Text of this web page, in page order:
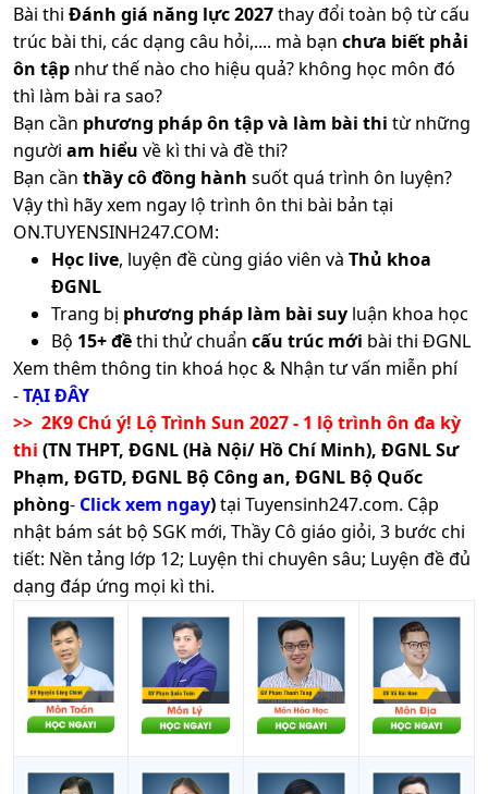
Bài thi Đánh giá năng lực 2027thay đổi toàn bộ từ cấu
trúc bài thi, các dạng câu hỏi,.... mà bạn chưa biết phải
ôn tập như thế nào cho hiệu quả? không học môn đó
thì làm bài ra sao?
Bạn cần phương pháp ôn tập và làm bài thi từ những
người am hiểu về kì thi và đề thi?
Bạn cần thầy cô đồng hành suốt quá trình ôn luyện?
Vậy thì hãy xem ngay lộ trình ôn thi bài bản tại
ON.TUYENSINH247.COM:
Học live, luyện đề cùng giáo viên và Thủ khoa
ĐGNL
Trang bị phương pháp làm bài suy luận khoa học
Bộ 15+ đềthi thử chuẩn cấu trúc mới bài thi ĐGNL
Xem thêm thông tin khoá học & Nhận tư vấn miễn phí
-TẠI ĐÂY
>> 2K9 Chú ý! Lộ Trình Sun 2027 - 1 lộ trình ôn đa kỳ
thi (TN THPT, ĐGNL (Hà Nội/ Hồ Chí Minh), ĐGNL Sư
Phạm, ĐGTD, ĐGNL Bộ Công an, ĐGNL Bộ Quốc
phòng- Click xem ngay)tại Tuyensinh247.com. Cập
nhật bám sát bộ SGK mới, Thầy Cô giáo giỏi, 3 bước chi
tiết: Nền tảng lớp 12; Luyện thi chuyên sâu; Luyện đề đủ
dạng đáp ứng mọi kì thi.